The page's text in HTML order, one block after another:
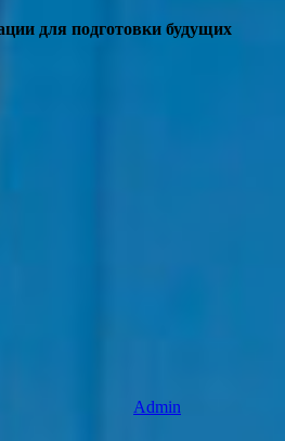
для подготовки будущих
Admin